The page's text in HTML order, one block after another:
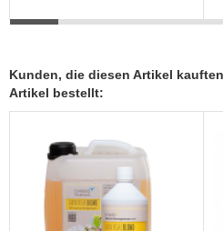
Kunden, die diesen Artikel
Artikel bestellt: